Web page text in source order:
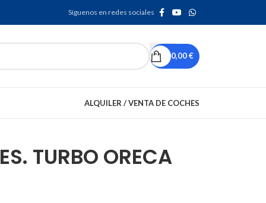
Síguenos en redes sociales
0,00€
ALQUILER / VENTA DE COCHES
TURBO ORECA